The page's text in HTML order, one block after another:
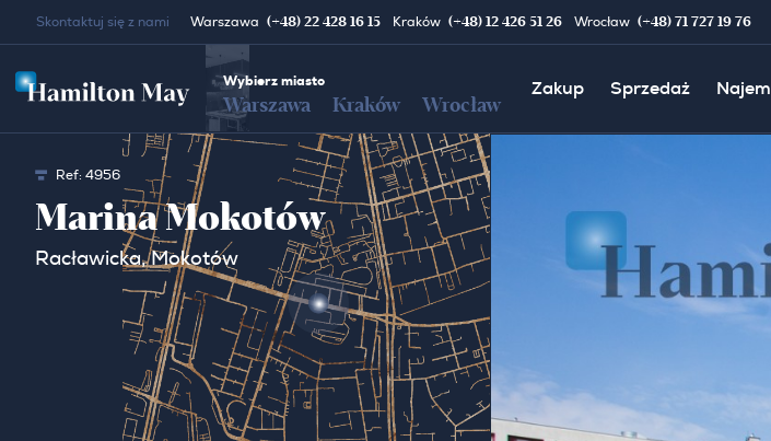
Skontaktuj się z nami Warszawa (+48) 22 428 16 15 Kraków (+48) 12 426 51 26 Wrocław (+48) 71 727 19 76
Wybierz miasto
Warszawa Kraków Wrocław
Zakup Sprzedaż Najem
Ref: 4956
Marina Mokotów
Racławicka, Mokotów